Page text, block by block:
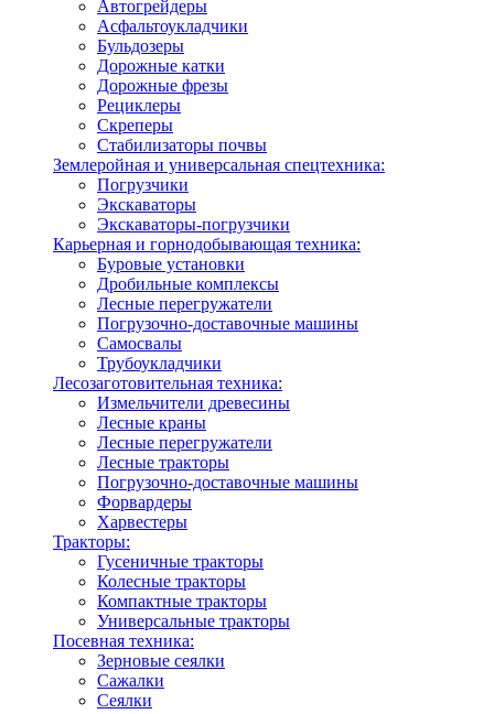
Автогрейдеры
Асфальтоукладчики
Бульдозеры
Дорожные катки
Дорожные фрезы
Рециклеры
Скреперы
Стабилизаторы почвы
Землеройная и универсальная спецтехника:
Погрузчики
Экскаваторы
Экскаваторы-погрузчики
Карьерная и горнодобывающая техника:
Буровые установки
Дробильные комплексы
Лесные перегружатели
Погрузочно-доставочные машины
Самосвалы
Трубоукладчики
Лесозаготовительная техника:
Измельчители древесины
Лесные краны
Лесные перегружатели
Лесные тракторы
Погрузочно-доставочные машины
Форвардеры
Харвестеры
Тракторы:
Гусеничные тракторы
Колесные тракторы
Компактные тракторы
Универсальные тракторы
Посевная техника:
Зерновые сеялки
Сажалки
Сеялки